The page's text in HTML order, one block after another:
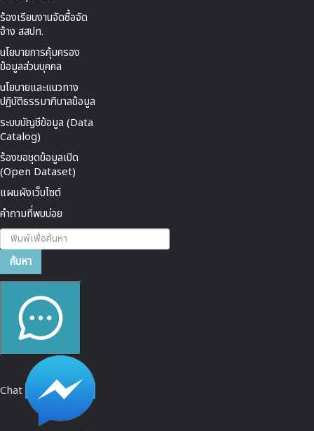
ร้องเรียนงานจัดซื้อจัด
จ้าง สสปท.
นโยบายการคุ้มครอง
ข้อมูลส่วนบุคคล
นโยบายและแนวทาง
ปฏิบัติธรรมาภิบาลข้อมูล
ระบบบัญชีข้อมูล (Data
Catalog)
ร้องขอชุดข้อมูลเปิด
(Open Dataset)
แผนผังเว็บไซต์
คำถามที่พบบ่อย
ค้นหา...
ค้นหา
Chat